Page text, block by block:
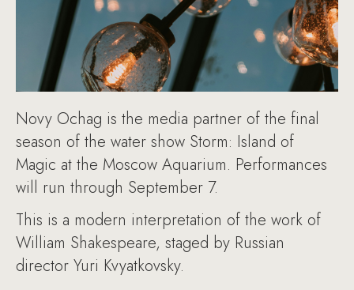
Novy Ochag is the media partner of the final
season of the water show Storm: Island of
Magic at the Moscow Aquarium. Performances
will run through September 7.
This is a modern interpretation of the work of
William Shakespeare, staged by Russian
director Yuri Kvyatkovsky.